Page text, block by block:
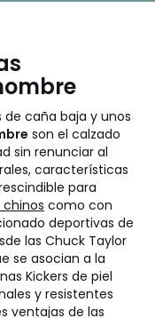
caña baja y unos
son el calzado
sin renunciar al
características
para
como con
deportivas de
las Chuck Taylor
se asocian a la
Kickers de piel
y resistentes
ventajas de las